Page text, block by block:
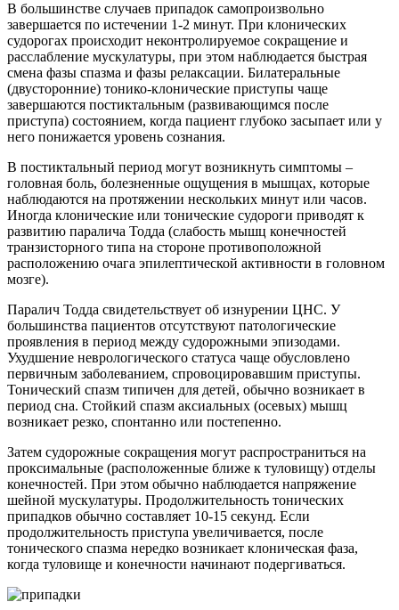
В большинстве случаев припадок самопроизвольно
завершается по истечении 1-2 минут. При клонических
судорогах происходит неконтролируемое сокращение и
расслабление мускулатуры, при этом наблюдается быстрая
смена фазы спазма и фазы релаксации. Билатеральные
(двусторонние) тонико-клонические приступы чаще
завершаются постиктальным (развивающимся после
приступа) состоянием, когда пациент глубоко засыпает или у
него понижается уровень сознания.
В постиктальный период могут возникнуть симптомы –
головная боль, болезненные ощущения в мышцах, которые
наблюдаются на протяжении нескольких минут или часов.
Иногда клонические или тонические судороги приводят к
развитию паралича Тодда (слабость мышц конечностей
транзисторного типа на стороне противоположной
расположению очага эпилептической активности в головном
мозге).
Паралич Тодда свидетельствует об изнурении ЦНС. У
большинства пациентов отсутствуют патологические
проявления в период между судорожными эпизодами.
Ухудшение неврологического статуса чаще обусловлено
первичным заболеванием, спровоцировавшим приступы.
Тонический спазм типичен для детей, обычно возникает в
период сна. Стойкий спазм аксиальных (осевых) мышц
возникает резко, спонтанно или постепенно.
Затем судорожные сокращения могут распространиться на
проксимальные (расположенные ближе к туловищу) отделы
конечностей. При этом обычно наблюдается напряжение
шейной мускулатуры. Продолжительность тонических
припадков обычно составляет 10-15 секунд. Если
продолжительность приступа увеличивается, после
тонического спазма нередко возникает клоническая фаза,
когда туловище и конечности начинают подергиваться.